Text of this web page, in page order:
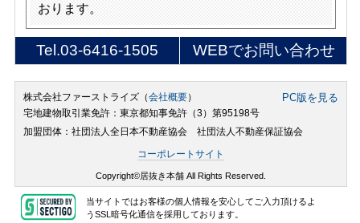
おります。
Tel.03-6416-1505 WEBでお問い合わせ
株式会社ファーストライズ（会社概要） PC版を見る
宅地建物取引業免許：東京都知事免許（3）第95198号
加盟団体：社団法人全日本不動産協会 社団法人不動産保証協会
コーポレートサイト
Copyright©居抜き本舗 All Rights Reserved.
当サイトではお客様の個人情報を安心してご入力頂けるよ
うSSL暗号化通信を採用しております。